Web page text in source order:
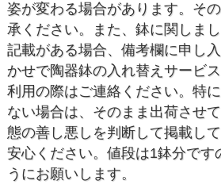
姿が変わる場合があります。そ
承ください。また、鉢に関しま
記載がある場合、備考欄に申し
かせで陶器鉢の入れ替えサービ
利用の際はご連絡ください。特
ない場合は、そのまま出荷させ
態の善し悪しを判断して掲載し
安心ください。値段は1鉢分です
うにお願いします。